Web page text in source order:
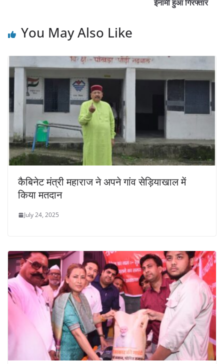
ईनामी हुआ गिरफ्तार
You May Also Like
कैबिनेट मंत्री महाराज ने अपने गांव सेड़ियाखाल में
किया मतदान
July 24, 2025